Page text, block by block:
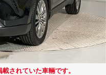
されていた車輛です。